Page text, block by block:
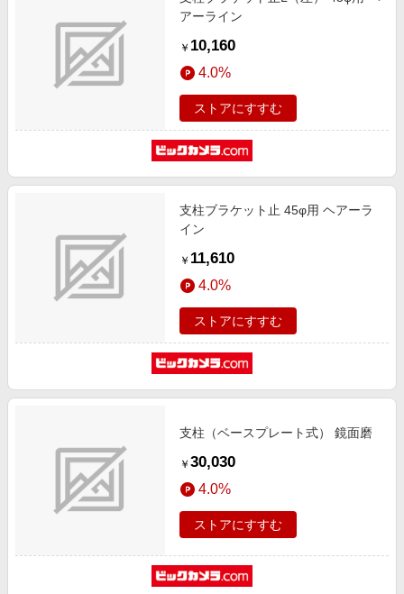
アーライン
￥ 10,160
4.0%
ストアにすすむ
支柱ブラケット止 45φ用 ヘアーラ
イン
￥ 11,610
4.0%
ストアにすすむ
支柱（ベースプレート式） 鏡面磨
￥ 30,030
4.0%
ストアにすすむ